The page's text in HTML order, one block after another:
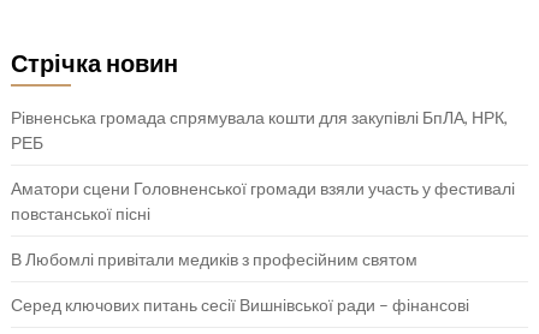
Стрічка новин
Рівненська громада спрямувала кошти для закупівлі БпЛА, НРК,
РЕБ
Аматори сцени Головненської громади взяли участь у фестивалі
повстанської пісні
В Любомлі привітали медиків з професійним святом
Серед ключових питань сесії Вишнівської ради – фінансові